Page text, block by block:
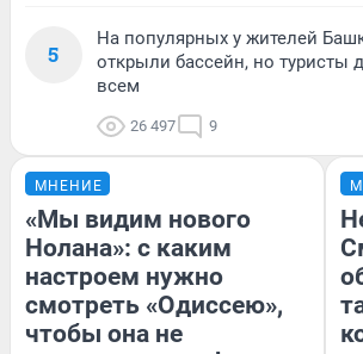
5
На популярных у жителей
открыли бассейн, но туристы
всем
26 497 9
МНЕНИЕ
«Мы видим нового
Нолана»: с каким
настроем нужно
смотреть «Одиссею»,
чтобы она не